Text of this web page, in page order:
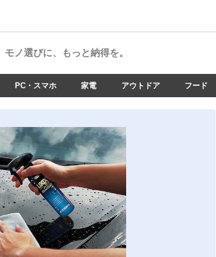
モノ選びに、もっと納得を。
PC・スマホ 家電 アウトドア フード